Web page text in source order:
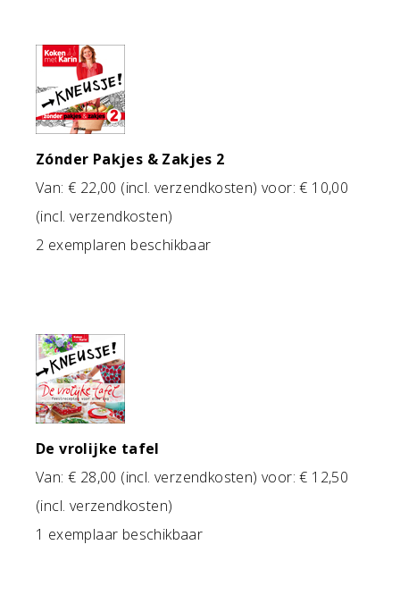
Zónder Pakjes & Zakjes 2
Van: € 22,00 (incl. verzendkosten) voor: € 10,00
(incl. verzendkosten)
2 exemplaren beschikbaar
De vrolijke tafel
Van: € 28,00 (incl. verzendkosten) voor: € 12,50
(incl. verzendkosten)
1 exemplaar beschikbaar